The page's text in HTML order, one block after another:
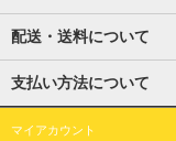
配送・送料について
支払い方法について
マイアカウント